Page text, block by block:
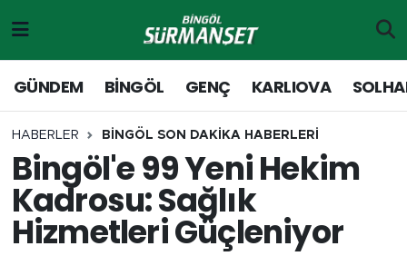
GÜNDEM BİNGÖL GENÇ KARLIOVA
HABERLER BİNGÖL SON DAKİKA HABERLERİ
Bingöl'e 99 Yeni Hekim
Kadrosu: Sağlık
Hizmetleri Güçleniyor
Genç
Solhan
Karlıova
Merkez Hava Durumu
Merkez Trafik Yoğunluk Haritası
Süper Lig Puan Durumu ve Fikstür